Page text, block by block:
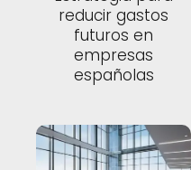
reducir gastos
futuros en
empresas
españolas